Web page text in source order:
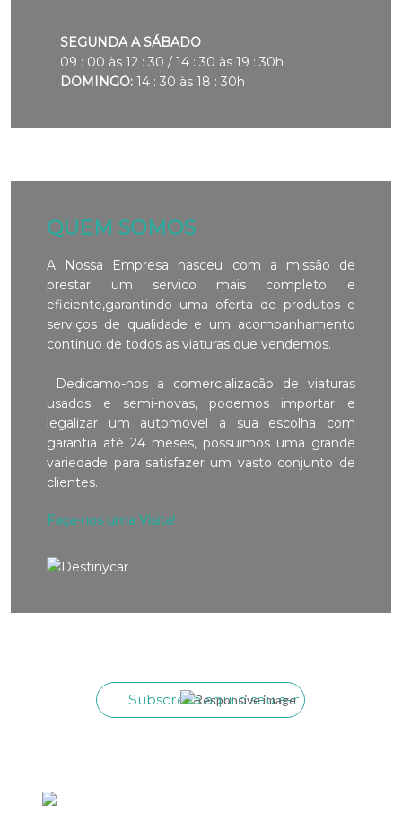
SEGUNDA A SÁBADO
09 : 00 às 12 : 30 / 14 : 30 às 19 : 30h
DOMINGO: 14 : 30 às 18 : 30h
QUEM SOMOS
A Nossa Empresa nasceu com a missão de
prestar um servico mais completo e
eficiente,garantindo uma oferta de produtos e
serviços de qualidade e um acompanhamento
continuo de todos as viaturas que vendemos.
Dedicamo-nos a comercializacão de viaturas
usados e semi-novas, podemos importar e
legalizar um automovel a sua escolha com
garantia até 24 meses, possuimos uma grande
variedade para satisfazer um vasto conjunto de
clientes.
Faça-nos uma Visita!